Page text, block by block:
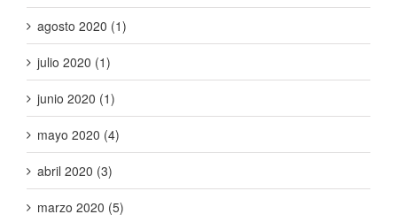
agosto 2020 (1)
julio 2020 (1)
junio 2020 (1)
mayo 2020 (4)
abril 2020 (3)
marzo 2020 (5)